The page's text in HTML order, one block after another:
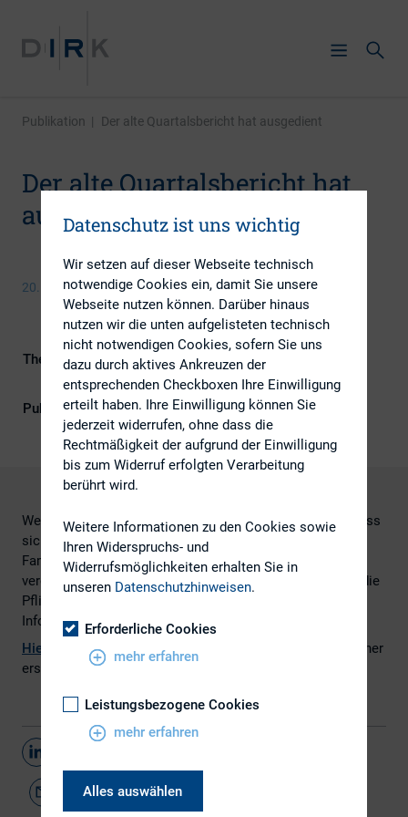
Publikation | Der alte Quartalsbericht hat ausgedient
Der alte Quartalsbericht hat
ausgedient
20. Januar 2016
Themengebiete
Berichterstattung, Investoren,
Kapitalmarktrecht
Publikationsform
Externe Publikationen
Wer es gewohnt war, dicke Quartalsberichte zu lesen, muss
sich umstellen. Künftig brauchen Firmen aus der Dax-
Familie nur noch eine abgespeckte Quartalsmitteilung zu
veröffentlichen. Für General-Standard-Mitglieder entfällt die
Pflicht gar ganz. Bekommt der Anleger nun weniger
Informationen?
Hier
geht es zum vollständigen Artikel, von Notker Blechner
erschienen bei
Datenschutz ist uns wichtig
Wir setzen auf dieser Webseite technisch
notwendige Cookies ein, damit Sie unsere
Webseite nutzen können. Darüber hinaus
nutzen wir die unten aufgelisteten technisch
nicht notwendigen Cookies, sofern Sie uns
dazu durch aktives Ankreuzen der
entsprechenden Checkboxen Ihre Einwilligung
erteilt haben. Ihre Einwilligung können Sie
jederzeit widerrufen, ohne dass die
Rechtmäßigkeit der aufgrund der Einwilligung
bis zum Widerruf erfolgten Verarbeitung
berührt wird.
Weitere Informationen zu den Cookies sowie
Ihren Widerspruchs- und
Widerrufsmöglichkeiten erhalten Sie in
unseren Datenschutzhinweisen.
Erforderliche Cookies
mehr erfahren
Leistungsbezogene Cookies
mehr erfahren
Alles auswählen